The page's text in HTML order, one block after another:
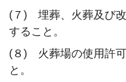
(７) 埋葬、火葬及び
すること。
(８) 火葬場の使用許可
と。